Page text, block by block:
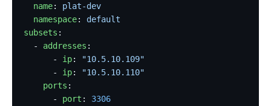
  name
: plat-dev
  namespace
: default
subsets :
  -
addresses :
      -
ip:
"10.5.10.109"
      -
ip:
"10.5.10.110"
    ports
:
      -
port : 3306